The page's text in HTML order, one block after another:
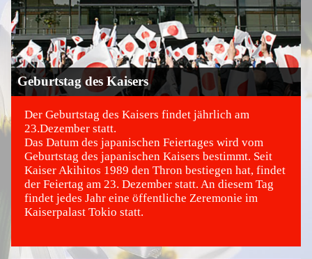
Geburtstag des Kaisers
©
Der Geburtstag des Kaisers findet jährlich am
23.Dezember statt.
Das Datum des japanischen Feiertages wird vom
Geburtstag des japanischen Kaisers bestimmt. Seit
Kaiser Akihitos 1989 den Thron bestiegen hat, findet
der Feiertag am 23. Dezember statt. An diesem Tag
findet jedes Jahr eine öffentliche Zeremonie im
Kaiserpalast Tokio statt.